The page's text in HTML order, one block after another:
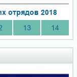
отрядов 2018
13 14